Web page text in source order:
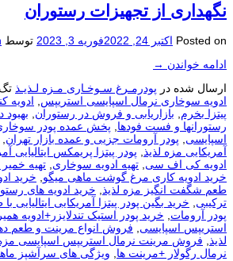
نگهداری از تجهیزات رستوران
Posted on اکتبر 24, 2022 فوریه 3, 2023 توسط
ادامه خواندن →
ارسال شده در پودرمـرغ سـوخـاری مـزه لـذیـذ
ادویه سوخاری نرمال اسپایسی استریپس
ادویه
پیتزا بخرم
بازاریابی و فروش در رستوران
بهبود
رستورانها و فست فودها
پخش عمده پودر
اسپایسی
پودر آرومات جزیی و عمده بازار تهران
آمریکایی مزه لذیذ
پودر پیتزا پریمکس ایتالیایی
ادویه کی اف سی تهیه ادویه سوخاری تهیه خمیر
خرید ادویه کاری مرغ گوشت ماهی میگو
خرید
طعم شگفت انگیز مزه لذیذ
خرید ادویه های
ترکیبی
خرید بگین پودر پیتزا آمریکایی ایتالیایی
پودر آرومات
خرید پودر استیک تندلایزر+ادویه
استریپس اسپایسی
فروش انواع مرینت و طعم
لذیذ
فروش مرینت نرمال استریپس اسپایسی مزه
نرمال رگولار +مرینت ها
ویژگی های سرآشپز